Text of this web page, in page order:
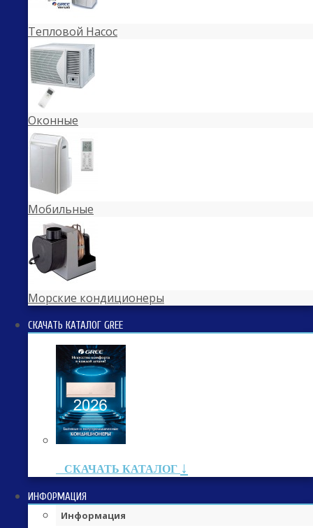
Тепловой Насос
Оконные
Мобильные
Морские кондиционеры
СКАЧАТЬ КАТАЛОГ GREE
СКАЧАТЬ КАТАЛОГ ↓
ИНФОРМАЦИЯ
Информация